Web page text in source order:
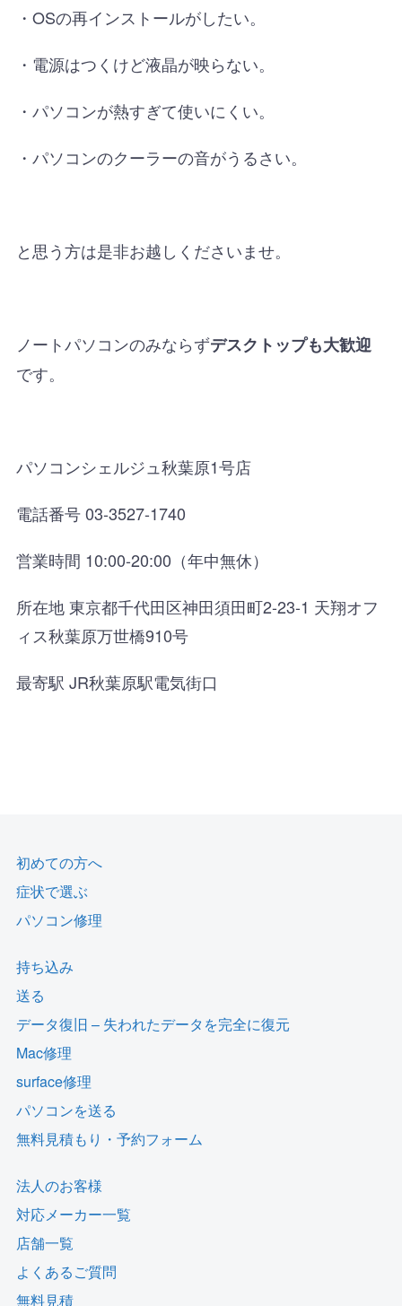
・OSの再インストールがしたい。
・電源はつくけど液晶が映らない。
・パソコンが熱すぎて使いにくい。
・パソコンのクーラーの音がうるさい。
と思う方は是非お越しくださいませ。
ノートパソコンのみならずデスクトップも大歓迎
です。
パソコンシェルジュ秋葉原1号店
電話番号 03-3527-1740
営業時間 10:00-20:00（年中無休）
所在地 東京都千代田区神田須田町2-23-1 天翔オフ
ィス秋葉原万世橋910号
最寄駅 JR秋葉原駅電気街口
初めての方へ
症状で選ぶ
パソコン修理
持ち込み
送る
データ復旧 – 失われたデータを完全に復元
Mac修理
surface修理
パソコンを送る
無料見積もり・予約フォーム
法人のお客様
対応メーカー一覧
店舗一覧
よくあるご質問
無料見積